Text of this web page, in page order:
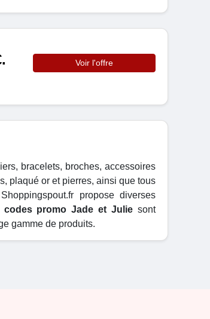
Voir l'offre
bracelets, broches, accessoires
plaqué or et pierres, ainsi que tous
propose diverses
codes promo Jade et Julie sont
gamme de produits.